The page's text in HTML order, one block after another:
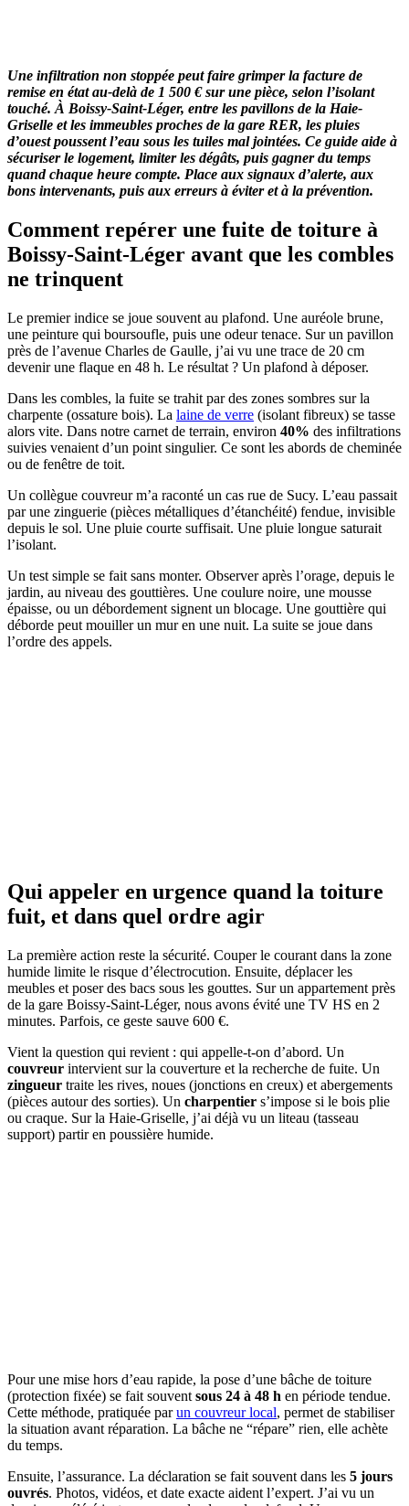
Une infiltration non stoppée peut faire grimper la facture de
remise en état au-delà de 1 500 € sur une pièce, selon l’isolant
touché. À Boissy-Saint-Léger, entre les pavillons de la Haie-
Griselle et les immeubles proches de la gare RER, les pluies
d’ouest poussent l’eau sous les tuiles mal jointées. Ce guide aide à
sécuriser le logement, limiter les dégâts, puis gagner du temps
quand chaque heure compte. Place aux signaux d’alerte, aux
bons intervenants, puis aux erreurs à éviter et à la prévention.
Comment repérer une fuite de toiture à
Boissy-Saint-Léger avant que les combles
ne trinquent
Le premier indice se joue souvent au plafond. Une auréole brune,
une peinture qui boursoufle, puis une odeur tenace. Sur un pavillon
près de l’avenue Charles de Gaulle, j’ai vu une trace de 20 cm
devenir une flaque en 48 h. Le résultat ? Un plafond à déposer.
Dans les combles, la fuite se trahit par des zones sombres sur la
charpente (ossature bois). La laine de verre (isolant fibreux) se tasse
alors vite. Dans notre carnet de terrain, environ 40% des infiltrations
suivies venaient d’un point singulier. Ce sont les abords de cheminée
ou de fenêtre de toit.
Un collègue couvreur m’a raconté un cas rue de Sucy. L’eau passait
par une zinguerie (pièces métalliques d’étanchéité) fendue, invisible
depuis le sol. Une pluie courte suffisait. Une pluie longue saturait
l’isolant.
Un test simple se fait sans monter. Observer après l’orage, depuis le
jardin, au niveau des gouttières. Une coulure noire, une mousse
épaisse, ou un débordement signent un blocage. Une gouttière qui
déborde peut mouiller un mur en une nuit. La suite se joue dans
l’ordre des appels.
Qui appeler en urgence quand la toiture
fuit, et dans quel ordre agir
La première action reste la sécurité. Couper le courant dans la zone
humide limite le risque d’électrocution. Ensuite, déplacer les
meubles et poser des bacs sous les gouttes. Sur un appartement près
de la gare Boissy-Saint-Léger, nous avons évité une TV HS en 2
minutes. Parfois, ce geste sauve 600 €.
Vient la question qui revient : qui appelle-t-on d’abord. Un
couvreur intervient sur la couverture et la recherche de fuite. Un
zingueur traite les rives, noues (jonctions en creux) et abergements
(pièces autour des sorties). Un charpentier s’impose si le bois plie
ou craque. Sur la Haie-Griselle, j’ai déjà vu un liteau (tasseau
support) partir en poussière humide.
Pour une mise hors d’eau rapide, la pose d’une bâche de toiture
(protection fixée) se fait souvent sous 24 à 48 h en période tendue.
Cette méthode, pratiquée parun couvreur local, permet de stabiliser
la situation avant réparation. La bâche ne “répare” rien, elle achète
du temps.
Ensuite, l’assurance. La déclaration se fait souvent dans les 5 jours
ouvrés. Photos, vidéos, et date exacte aident l’expert. J’ai vu un